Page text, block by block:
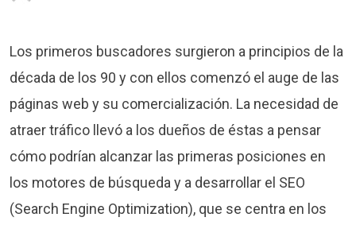
Los primeros buscadores surgieron a principios de la
década de los 90 y con ellos comenzó el auge de las
páginas web y su comercialización. La necesidad de
atraer tráfico llevó a los dueños de éstas a pensar
cómo podrían alcanzar las primeras posiciones en
los motores de búsqueda y a desarrollar el SEO
(Search Engine Optimization), que se centra en los